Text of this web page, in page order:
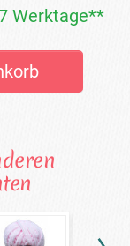
Werktage**